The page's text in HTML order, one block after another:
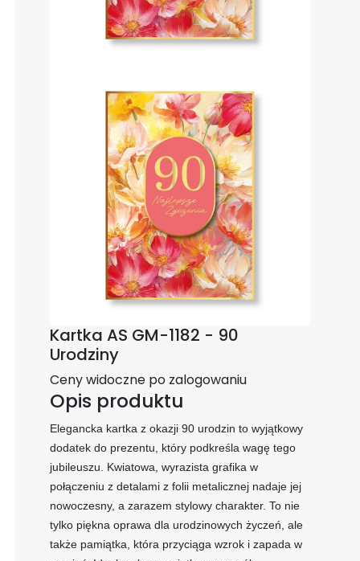
Kartka AS GM-1182 - 90
Urodziny
Ceny widoczne po zalogowaniu
Opis produktu
Elegancka kartka z okazji 90 urodzin to wyjątkowy
dodatek do prezentu, który podkreśla wagę tego
jubileuszu. Kwiatowa, wyrazista grafika w
połączeniu z detalami z folii metalicznej nadaje jej
nowoczesny, a zarazem stylowy charakter. To nie
tylko piękna oprawa dla urodzinowych życzeń, ale
także pamiątka, która przyciąga wzrok i zapada w